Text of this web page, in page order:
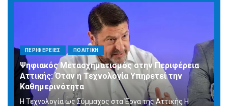
ΠΕΡΙΦΕΡΕΙΕΣ ΠΟΛΙΤΙΚΗ
Ψηφιακός Μετασχηματισμός στην Περιφέρεια
Αττικής: Όταν η Τεχνολογία Υπηρετεί την
Καθημερινότητα
Η Τεχνολογία ως Σύμμαχος στα Έργα της Αττικής Η